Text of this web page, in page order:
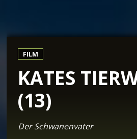
FILM
KATES
(13)
Der Schwanenvater